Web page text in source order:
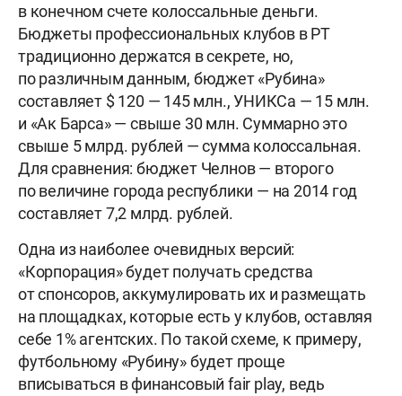
в конечном счете колоссальные деньги.
Бюджеты профессиональных клубов в РТ
традиционно держатся в секрете, но,
по различным данным, бюджет «Рубина»
составляет $ 120 — 145 млн., УНИКСа — 15 млн.
и «Ак Барса» — свыше 30 млн. Суммарно это
свыше 5 млрд. рублей — сумма колоссальная.
Для сравнения: бюджет Челнов — второго
по величине города республики — на 2014 год
составляет 7,2 млрд. рублей.
Одна из наиболее очевидных версий:
«Корпорация» будет получать средства
от спонсоров, аккумулировать их и размещать
на площадках, которые есть у клубов, оставляя
себе 1% агентских. По такой схеме, к примеру,
футбольному «Рубину» будет проще
вписываться в финансовый fair play, ведь